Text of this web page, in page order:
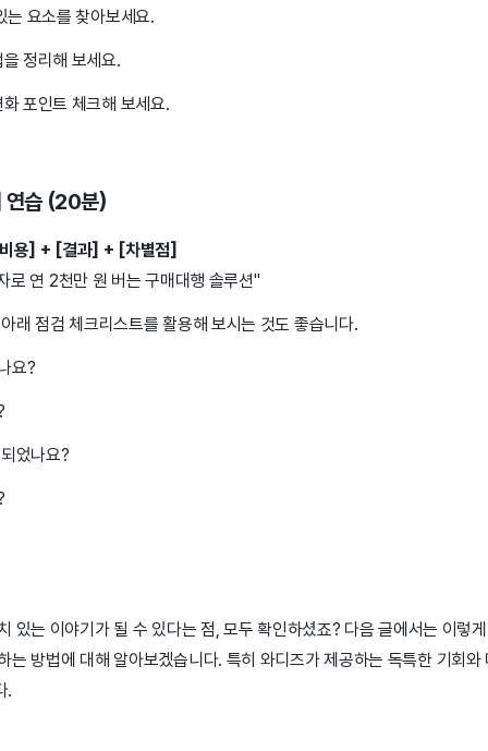
는 요소를 찾아보세요.
정리해 보세요.
포인트 체크해 보세요.
연습 (20분)
용] + [결과] + [차별점]
로 연 2천만 원 버는 구매대행 솔루션"
래 점검 체크리스트를 활용해 보시는 것도 좋습니다.
요?
었나요?
있는 이야기가 될 수 있다는 점, 모두 확인하셨죠? 다음 글에서는 이렇
는 방법에 대해 알아보겠습니다. 특히 와디즈가 제공하는 독특한 기회
.